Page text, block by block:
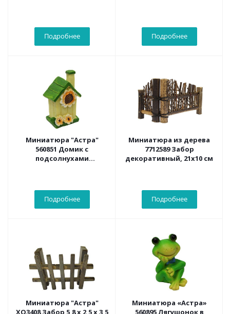
Подробнее Подробнее
Миниатюра "Астра"
560851 Домик с
подсолнухами
Подробнее
Миниатюра из дерева
7712589 Забор
декоративный, 21х10 см
Подробнее
Миниатюра "Астра"
XQ3408 Забор 5,8 х 2,5 х 3,5
Миниатюра «Астра»
560895 Лягушонок в